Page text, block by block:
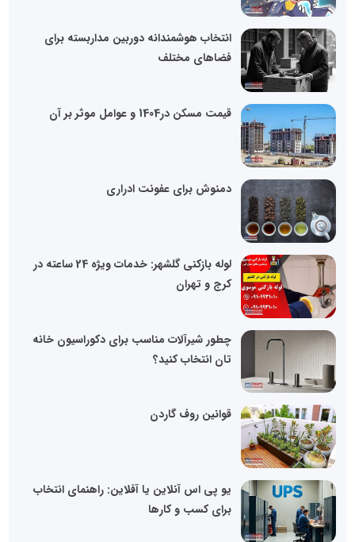
انتخاب هوشمندانه دوربین مداربسته برای
فضاهای مختلف
قیمت مسکن در1404 و عوامل موثر بر آن
دمنوش برای عفونت ادراری
لوله بازکنی گلشهر: خدمات ویژه 24 ساعته در
کرج و تهران
چطور شیرآلات مناسب برای دکوراسیون خانه
تان انتخاب کنید؟
قوانین روف گاردن
یو پی اس آنلاین یا آفلاین: راهنمای انتخاب
برای کسب و کارها